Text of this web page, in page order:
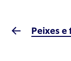
Peixes